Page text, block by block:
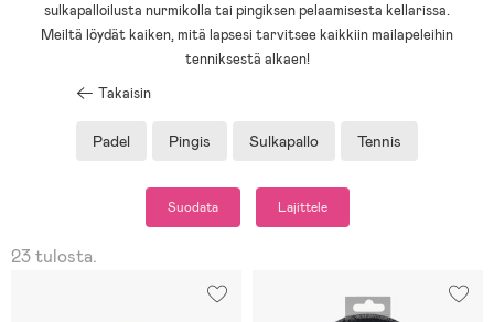
sulkapalloilusta nurmikolla tai pingiksen pelaamisesta kellarissa.
Meiltä löydät kaiken, mitä lapsesi tarvitsee kaikkiin mailapeleihin
tenniksestä alkaen!
Takaisin
Padel Pingis Sulkapallo Tennis
Suodata Lajittele
23 tulosta.